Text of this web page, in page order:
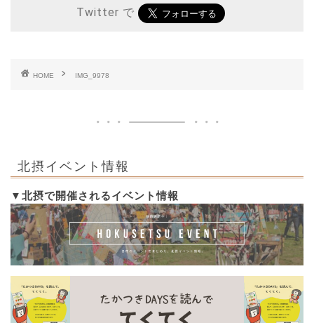
Twitter で
HOME IMG_9978
北摂イベント情報
▼北摂で開催されるイベント情報